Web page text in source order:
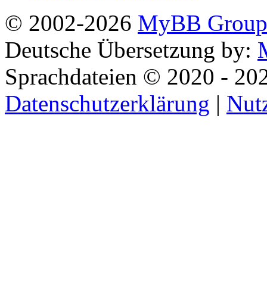
© 2002-2026 MyBB Group
Deutsche Übersetzung by:
Sprachdateien © 2020 -
Datenschutzerklärung |